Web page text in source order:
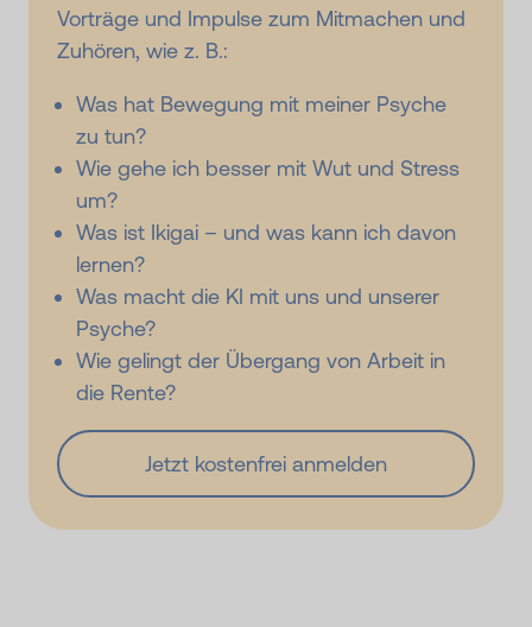
Vorträge und Impulse zum Mitmachen und
Zuhören, wie z. B.:
Was hat Bewegung mit meiner Psyche
zu tun?
Wie gehe ich besser mit Wut und Stress
um?
Was ist Ikigai – und was kann ich davon
lernen?
Was macht die KI mit uns und unserer
Psyche?
Wie gelingt der Übergang von Arbeit in
die Rente?
Jetzt kostenfrei anmelden